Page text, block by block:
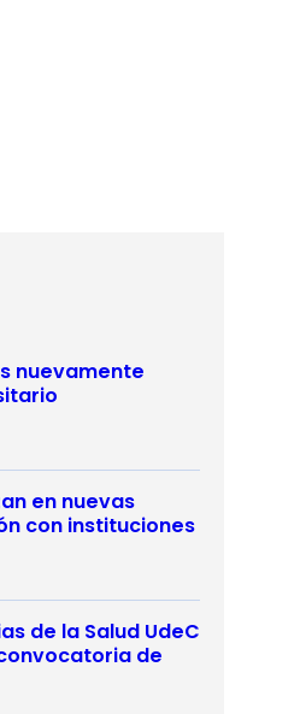
nuevamente
en nuevas
con instituciones
de la Salud UdeC
de